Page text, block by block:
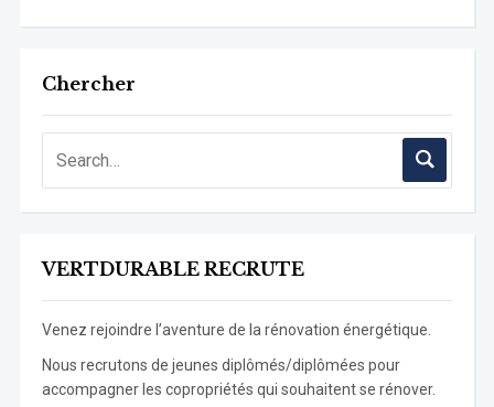
Chercher
VERTDURABLE RECRUTE
Venez rejoindre l’aventure de la rénovation énergétique.
Nous recrutons de jeunes diplômés/diplômées pour
accompagner les copropriétés qui souhaitent se rénover.